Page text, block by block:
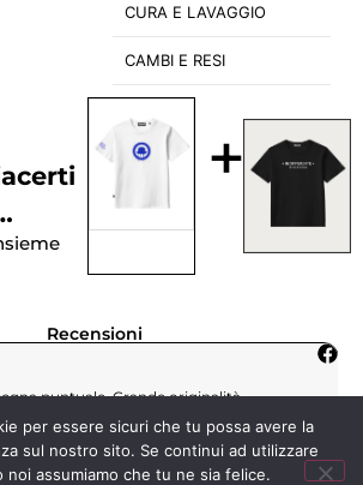
CURA E LAVAGGIO
CAMBI E RESI
+
Recensioni
puntuale. Grande originalità.
per essere sicuri che tu possa avere la
sul nostro sito. Se continui ad utilizzare
noi assumiamo che tu ne sia felice.